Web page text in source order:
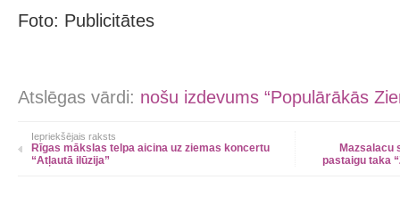
Foto: Publicitātes
Atslēgas vārdi: nošu izdevums “Populārākās
Iepriekšējais raksts
Rīgas mākslas telpa aicina uz ziemas koncertu
“Atļautā ilūzija”
Mazsalacu
pastaigu taka